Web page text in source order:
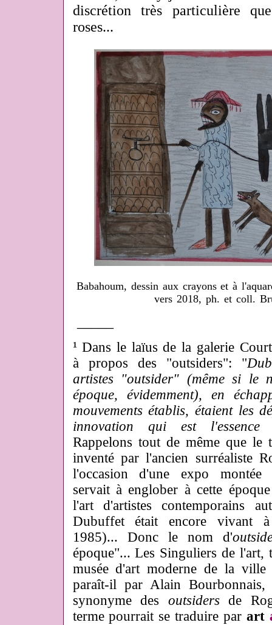
discrétion très particulière
roses...
Babahoum, dessin aux crayons et à
vers 2018, ph. et coll.
¹Dans le laïus de la galerie
à propos des "outsiders": "
artistes "outsider" (même si le
époque, évidemment), en
mouvements établis, étaient les
innovation qui est
Rappelons tout de même que le
inventé par l'ancien surréaliste
l'occasion d'une expo montée
servait à englober à cette
l'art d'artistes contemporains
Dubuffet était encore vivant
1985)... Donc le nom d'
époque"... Les Singuliers de
musée d'art moderne de la
paraît-il par Alain
synonyme des outsidersde
terme pourrait se traduire par art